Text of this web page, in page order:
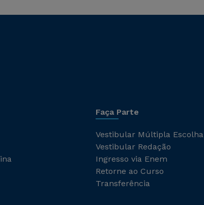
Faça Parte
Vestibular Múltipla Escolha
Vestibular Redação
Ingresso via Enem
Retorne ao Curso
Transferência